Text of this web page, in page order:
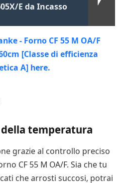
E da Incasso
temperatura
grazie al controllo preciso
CF 55 M OA/F. Sia che tu
che arrosti succosi, potrai